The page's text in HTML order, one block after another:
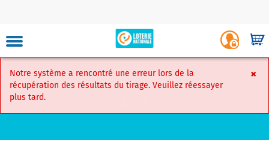
main
content
site
Luxembourg
Player
Portal
Login
Faire Un
Mon
×
Notre système a rencontré une erreur lors de la
récupération des résultats du tirage. Veuillez réessayer
plus tard.